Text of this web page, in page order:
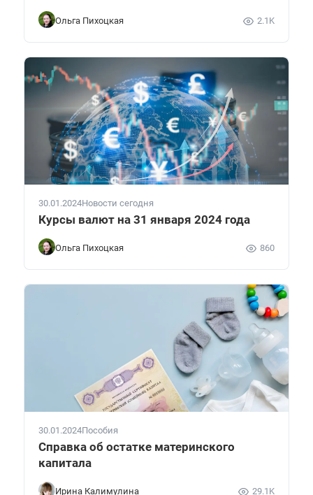
Ольга Пихоцкая 2.1K
30.01.2024Новости сегодня
Курсы валют на 31 января 2024 года
Ольга Пихоцкая 860
30.01.2024Пособия
Справка об остатке материнского
капитала
Ирина Калимулина 29.1K